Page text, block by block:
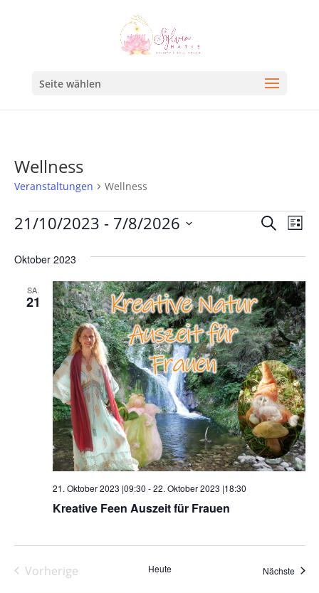
Seite wählen
Wellness
Veranstaltungen Wellness
und
SucheListe
21/10/2023 - 7/8/2026
wählen.
Oktober 2023
SA.
21
Kreative Feen Auszeit für Frauen
21. Oktober 2023 |09:30 -22. Oktober 2023 |18:30
Vorherige
Heute Nächste